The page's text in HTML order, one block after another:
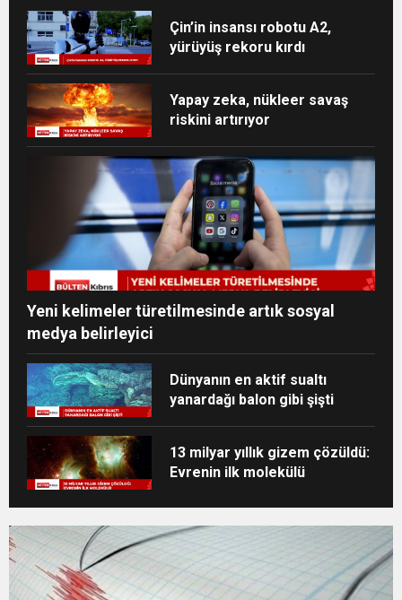
Çin’in insansı robotu A2,
yürüyüş rekoru kırdı
Yapay zeka, nükleer savaş
riskini artırıyor
Yeni kelimeler türetilmesinde artık sosyal
medya belirleyici
Dünyanın en aktif sualtı
yanardağı balon gibi şişti
13 milyar yıllık gizem çözüldü:
Evrenin ilk molekülü